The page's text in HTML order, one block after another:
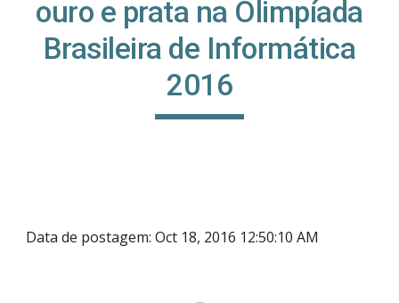
ouro e prata na Olimpíada
Brasileira de Informática
2016
Data de postagem: Oct 18, 2016 12:50:10 AM